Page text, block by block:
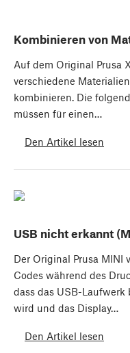
Kombinieren von
Auf dem Original Prusa
verschiedene
kombinieren. Die
müssen für einen…
Den Artikel lesen
USB nicht erkannt
Der Original Prusa MINI
Codes während des
dass das USB-
wird und das Display…
Den Artikel lesen